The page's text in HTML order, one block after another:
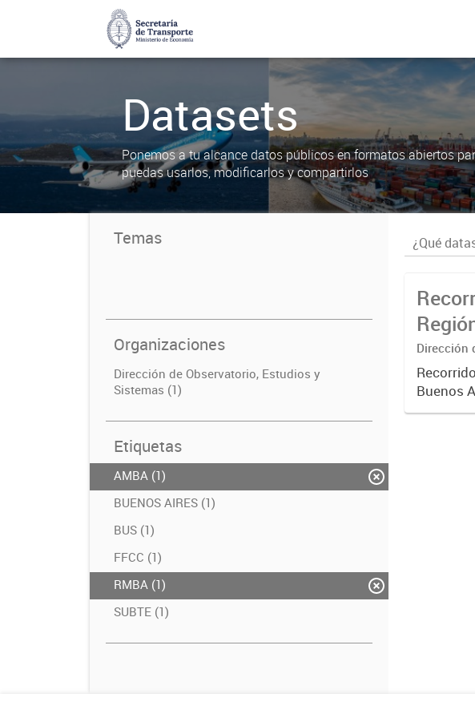
Datasets
Ponemos a tu alcance datos públicos en formatos abiertos
puedas usarlos, modificarlos y compartirlos
Temas
Organizaciones
Dirección de Observatorio, Estudios y
Sistemas (1)
Etiquetas
AMBA (1)
BUENOS AIRES (1)
BUS (1)
FFCC (1)
RMBA (1)
SUBTE (1)
Dirección
Buenos